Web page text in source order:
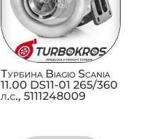
Турбина Biagio Scania
11.00 DS11-01 265/360
л.с., 5111248009